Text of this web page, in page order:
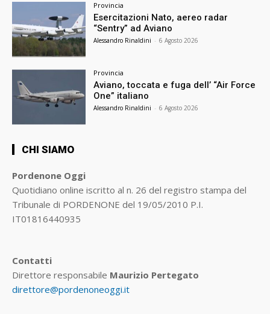
Provincia
Esercitazioni Nato, aereo radar
“Sentry” ad Aviano
Alessandro Rinaldini - 6 Agosto 2026
Provincia
Aviano, toccata e fuga dell’ “Air Force
One” italiano
Alessandro Rinaldini - 6 Agosto 2026
CHI SIAMO
Pordenone Oggi
Quotidiano online iscritto al n. 26 del registro stampa del
Tribunale di PORDENONE del 19/05/2010 P.I.
IT01816440935
Contatti
Direttore responsabile Maurizio Pertegato
direttore@pordenoneoggi.it